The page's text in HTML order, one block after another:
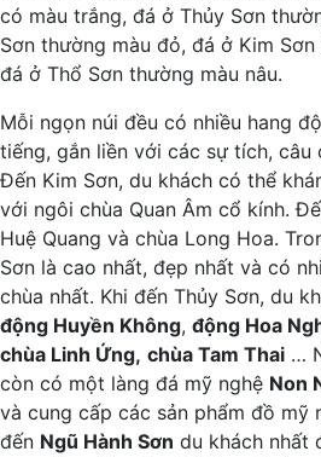
có màu trắng, đá ở Thủy Sơn
Sơn thường màu đỏ, đá ở Kim
đá ở Thổ Sơn thường màu nâu.
Mỗi ngọn núi đều có nhiều hang
tiếng, gắn liền với các sự tích, câu
Đến Kim Sơn, du khách có thể
với ngôi chùa Quan Âm cổ kính.
Huệ Quang và chùa Long Hoa.
Sơn là cao nhất, đẹp nhất và có
chùa nhất. Khi đến Thủy Sơn, du
động Huyền Không, động Hoa
chùa Linh Ứng, chùa Tam Thai …
còn có một làng đá mỹ nghệ Non
và cung cấp các sản phẩm đồ mỹ
đến Ngũ Hành Sơn du khách nhất